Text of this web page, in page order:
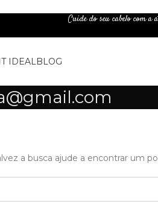
Cuide do seu cabelo com a
IDEALBLOG
a busca ajude a encontrar um